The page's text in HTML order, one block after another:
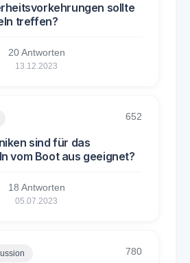
sollte
treffen?
20 Antworten
13.12.2023
652
sind für das
vom Boot aus geeignet?
18 Antworten
05.07.2023
780